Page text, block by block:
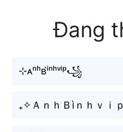
Đang
⊹ᴀⁿʰʙⁱ̀ⁿʰᵛⁱᵖ꧁
₊✧ＡｎｈＢìｎｈｖｉ